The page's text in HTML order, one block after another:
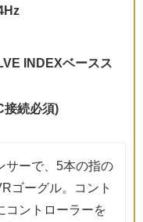
INDEXベースス
接続必須)
サーで、5本の指の
ゴーグル。コント
コントローラーを